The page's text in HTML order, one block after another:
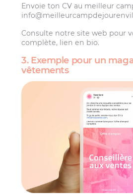
Envoie ton CV au meilleur
Consulte notre site web pour
complète, lien en bio.
3. Exemple pour un
vêtements